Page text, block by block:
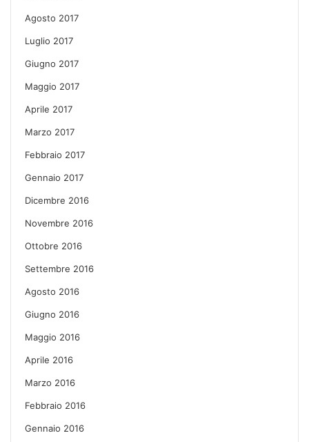
Agosto 2017
Luglio 2017
Giugno 2017
Maggio 2017
Aprile 2017
Marzo 2017
Febbraio 2017
Gennaio 2017
Dicembre 2016
Novembre 2016
Ottobre 2016
Settembre 2016
Agosto 2016
Giugno 2016
Maggio 2016
Aprile 2016
Marzo 2016
Febbraio 2016
Gennaio 2016